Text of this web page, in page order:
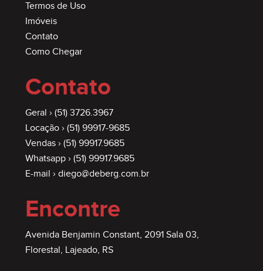
Termos de Uso
Imóveis
Contato
Como Chegar
Contato
Geral › (51) 3726.3967
Locação › (51) 99917-9685
Vendas › (51) 99917.9685
Whatsapp › (51) 99917.9685
E-mail › diego@deberg.com.br
Encontre
Avenida Benjamin Constant, 2091 Sala 03,
Florestal, Lajeado, RS